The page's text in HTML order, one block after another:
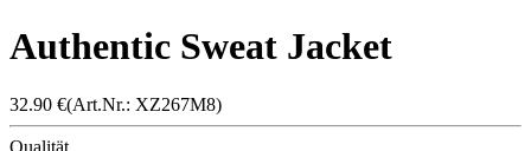
Authentic Sweat Jacket
32.90 €(Art.Nr.: XZ267M8)
Qualität